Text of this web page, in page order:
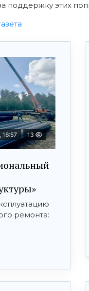
поддержку этих
16:57 13
ремонта: